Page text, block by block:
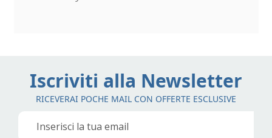
Iscriviti alla Newsletter
RICEVERAI POCHE MAIL CON OFFERTE ESCLUSIVE
Iscriviti